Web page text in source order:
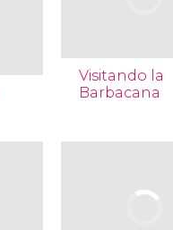
Visitando la
Barbacana